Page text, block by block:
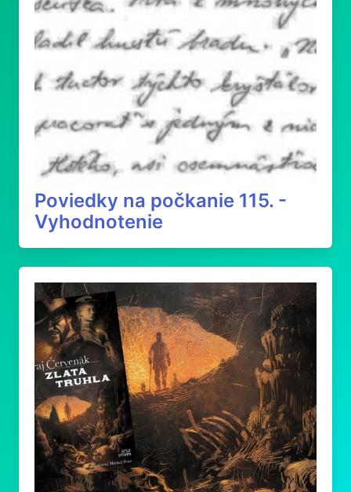
Poviedky na počkanie 115. -
Vyhodnotenie